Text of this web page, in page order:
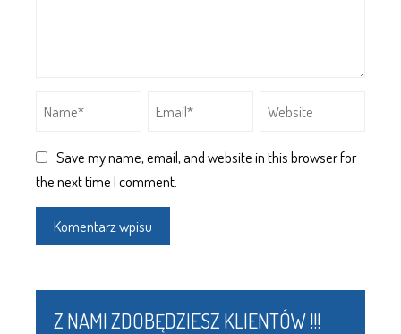
Save my name, email, and website in this browser for
the next time I comment.
Z NAMI ZDOBĘDZIESZ KLIENTÓW !!!